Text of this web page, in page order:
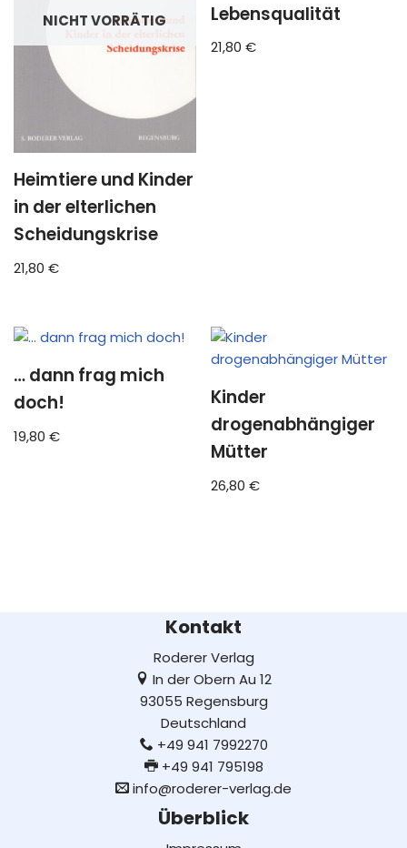
NICHT VORRÄTIG
Heimtiere und Kinder
in der elterlichen
Scheidungskrise
21,80 €
Lebensqualität
21,80€
… dann frag mich
doch!
19,80 €
Kinder
drogenabhängiger
Mütter
26,80€
Kontakt
Roderer Verlag
In der Obern Au 12
93055 Regensburg
Deutschland
+49 941 7992270
+49 941 795198
info@roderer-verlag.de
Überblick